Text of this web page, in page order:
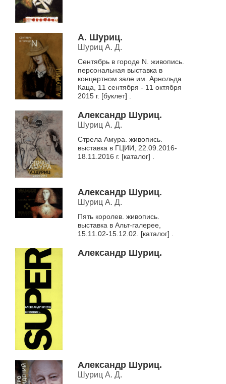
А. Шуриц.
Шуриц А. Д.
Сентябрь в городе N. живопись.
персональная выставка в
концертном зале им. Арнольда
Каца, 11 сентября - 11 октября
2015 г. [буклет] .
Александр Шуриц.
Шуриц А. Д.
Стрела Амура. живопись.
выставка в ГЦИИ, 22.09.2016-
18.11.2016 г. [каталог] .
Александр Шуриц.
Шуриц А. Д.
Пять королев. живопись.
выставка в Альт-галерее,
15.11.02-15.12.02. [каталог] .
Александр Шуриц.
Александр Шуриц.
Шуриц А. Д.